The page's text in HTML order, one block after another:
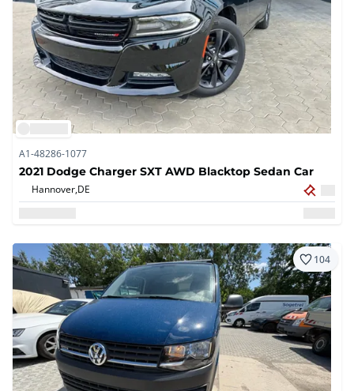
A1-48286-1077
2021 Dodge Charger SXT AWD Blacktop Sedan Car
Hannover,DE
104